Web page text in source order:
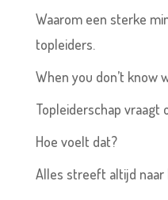
Waarom een sterke
topleiders.
When you don’t know
Topleiderschap vraagt
Hoe voelt dat?
Alles streeft altijd naar